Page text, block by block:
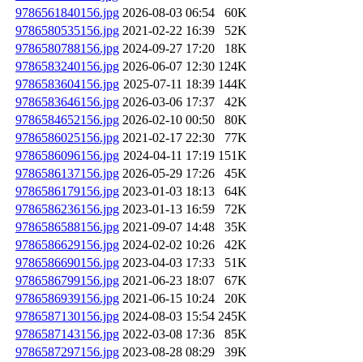
9786561840156.jpg 2026-08-03 06:54
60K
9786580535156.jpg 2021-02-22 16:39
52K
9786580788156.jpg 2024-09-27 17:20
18K
9786583240156.jpg 2026-06-07 12:30 124K
9786583604156.jpg 2025-07-11 18:39 144K
9786583646156.jpg 2026-03-06 17:37
42K
9786584652156.jpg 2026-02-10 00:50
80K
9786586025156.jpg 2021-02-17 22:30
77K
9786586096156.jpg 2024-04-11 17:19 151K
9786586137156.jpg 2026-05-29 17:26
45K
9786586179156.jpg 2023-01-03 18:13
64K
9786586236156.jpg 2023-01-13 16:59
72K
9786586588156.jpg 2021-09-07 14:48
35K
9786586629156.jpg 2024-02-02 10:26
42K
9786586690156.jpg 2023-04-03 17:33
51K
9786586799156.jpg 2021-06-23 18:07
67K
9786586939156.jpg 2021-06-15 10:24
20K
9786587130156.jpg 2024-08-03 15:54 245K
9786587143156.jpg 2022-03-08 17:36
85K
9786587297156.jpg 2023-08-28 08:29
39K